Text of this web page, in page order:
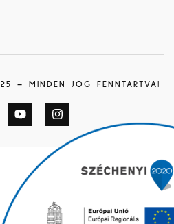
– MINDEN JOG FENNTARTVA!